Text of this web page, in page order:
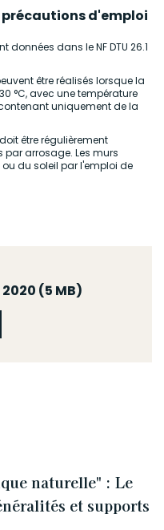
d'emploi
dans le NF DTU 26.1
être réalisés lorsque la
°C, avec une température
uniquement de la
être régulièrement
arrosage. Les murs
du soleil par l'emploi de
2020 (5 MB)
naturelle" : Le
et supports